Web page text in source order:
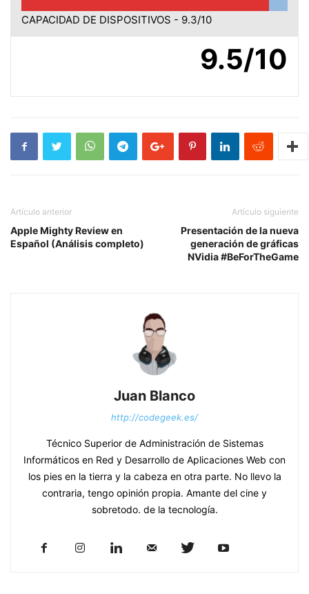
CAPACIDAD DE DISPOSITIVOS - 9.3/10
9.5/10
Artículo anterior
Apple Mighty Review en
Español (Análisis completo)
Artículo siguiente
Presentación de la nueva
generación de gráficas
NVidia #BeForTheGame
Juan Blanco
http://codegeek.es/
Técnico Superior de Administración de Sistemas
Informáticos en Red y Desarrollo de Aplicaciones Web con
los pies en la tierra y la cabeza en otra parte. No llevo la
contraria, tengo opinión propia. Amante del cine y
sobretodo. de la tecnología.